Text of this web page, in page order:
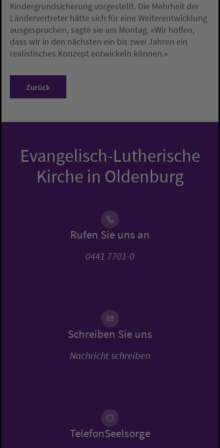
Kindergrundsicherung vorgestellt. Die Mehrheit der
Ländervertreter hätte sich für eine Weiterentwicklung
ausgesprochen, sagte sie am Montag. «Wir hoffen,
dass wir in den nächsten ein bis zwei Jahren ein
realistisches Konzept entwickeln können.»
Zurück
Evangelisch-Lutherische
Kirche in Oldenburg
Rufen Sie uns an
0441 7701-0
Schreiben Sie uns
Nachricht schreiben
TelefonSeelsorge